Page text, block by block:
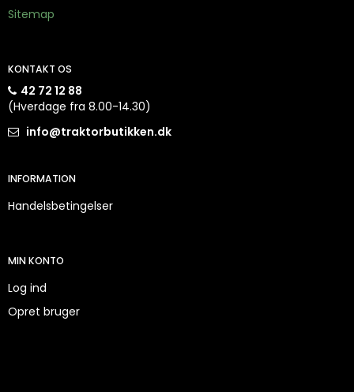
Sitemap
KONTAKT OS
42 72 12 88
(Hverdage fra 8.00-14.30)
info@traktorbutikken.dk
INFORMATION
Handelsbetingelser
MIN KONTO
Log ind
Opret bruger